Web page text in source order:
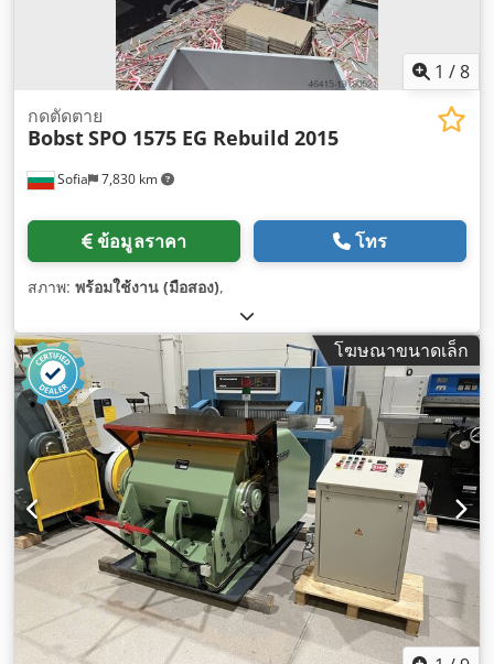
1 /8
Sofia 7,830 km
กดตัดตาย
BobstSPO 1575 EG Rebuild 2015
ข้อมูลราคา โทร
สภาพ: พร้อมใช้งาน (มือสอง),
โฆษณาขนาดเล็ก